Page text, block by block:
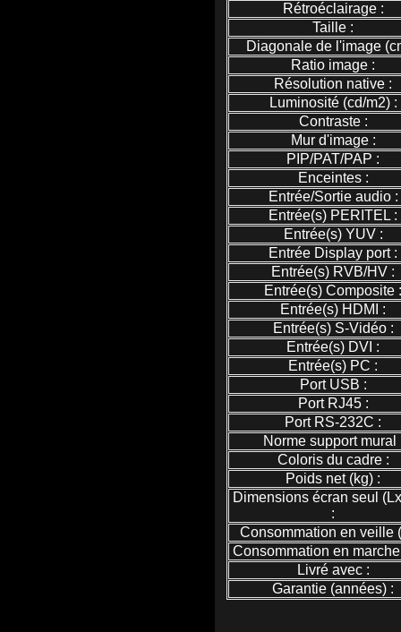
Rétroéclairage :
Taille :
Diagonale de l'image
Ratio image :
Résolution native :
Luminosité (cd/m2) :
Contraste :
Mur d'image :
PIP/PAT/PAP :
Enceintes :
Entrée/Sortie audio :
Entrée(s) PERITEL :
Entrée(s) YUV :
Entrée Display port :
Entrée(s) RVB/HV :
Entrée(s) Composite :
Entrée(s) HDMI :
Entrée(s) S-Vidéo :
Entrée(s) DVI :
Entrée(s) PC :
Port USB :
Port RJ45 :
Port RS-232C :
Norme support mural
Coloris du cadre :
Poids net (kg) :
Dimensions écran seul
:
Consommation en veille
Consommation en
Livré avec :
Garantie (années) :